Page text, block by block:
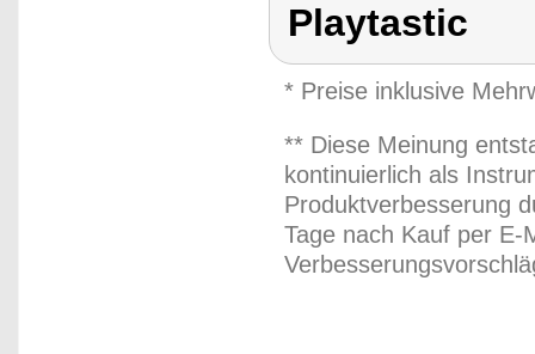
Playtastic
* Preise inklusive
** Diese Meinung
kontinuierlich als
Produktverbesserung
Tage nach Kauf per E-